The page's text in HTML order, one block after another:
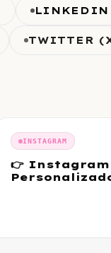
LINKEDIN
TWITTER
INSTAGRAM
👉